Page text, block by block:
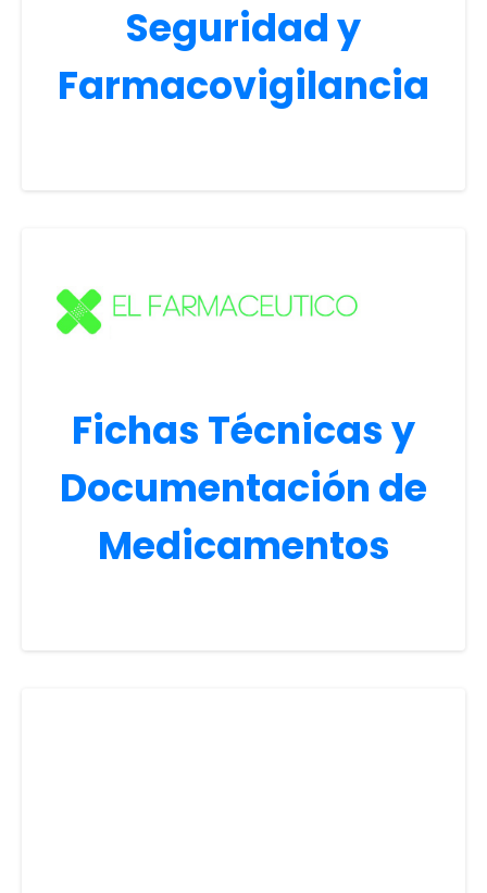
Seguridad y
Farmacovigilancia
Fichas Técnicas y
Documentación de
Medicamentos